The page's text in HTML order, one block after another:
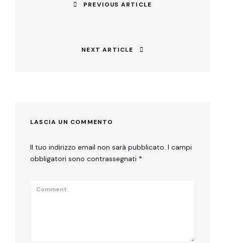
PREVIOUS ARTICLE
NEXT ARTICLE
LASCIA UN COMMENTO
Il tuo indirizzo email non sarà pubblicato. I campi
obbligatori sono contrassegnati *